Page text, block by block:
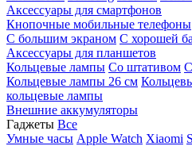
Аксессуары для смартфонов
Кнопочные мобильные телефоны
С большим экраном С хорошей
Аксессуары для планшетов
Кольцевые лампы Со штативом
Кольцевые лампы 26 см
кольцевые лампы
Внешние аккумуляторы
Гаджеты Все
Умные часы Apple Watch Xiaomi